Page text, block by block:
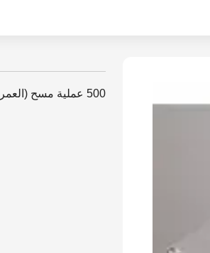
500 عملية مسح (العمر المتوقع)